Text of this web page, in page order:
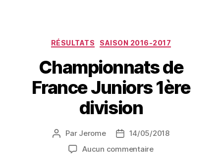
RÉSULTATS SAISON 2016-2017
Championnats de
France Juniors 1ère
division
Par Jerome
14/05/2018
Aucun commentaire